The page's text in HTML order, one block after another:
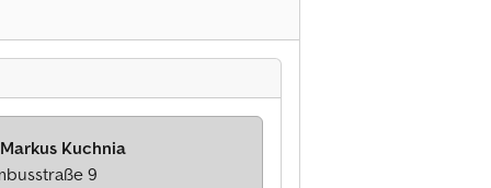
Kuchnia
9